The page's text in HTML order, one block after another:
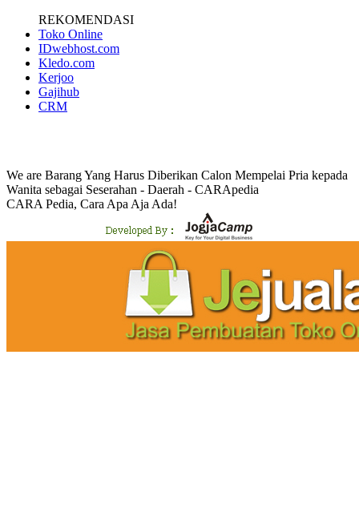
REKOMENDASI
Toko Online
IDwebhost.com
Kledo.com
Kerjoo
Gajihub
CRM
We are Barang Yang Harus Diberikan Calon Mempelai Pria kepada
Wanita sebagai Seserahan - Daerah - CARApedia
CARA Pedia, Cara Apa Aja Ada!